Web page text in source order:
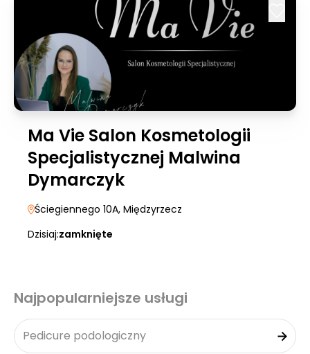
Ma Vie Salon Kosmetologii
Specjalistycznej Malwina
Dymarczyk
Ściegiennego 10A, Międzyrzecz
Dzisiaj:zamknięte
Najpopularniejsze usługi
Pedicure podologiczny